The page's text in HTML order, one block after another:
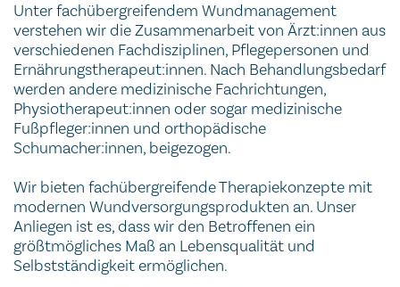
Unter fachübergreifendem Wundmanagement
verstehen wir die Zusammenarbeit von Ärzt:innen aus
verschiedenen Fachdisziplinen, Pflegepersonen und
Ernährungstherapeut:innen. Nach Behandlungsbedarf
werden andere medizinische Fachrichtungen,
Physiotherapeut:innen oder sogar medizinische
Fußpfleger:innen und orthopädische
Schumacher:innen, beigezogen.
Wir bieten fachübergreifende Therapiekonzepte mit
modernen Wundversorgungsprodukten an. Unser
Anliegen ist es, dass wir den Betroffenen ein
größtmögliches Maß an Lebensqualität und
Selbstständigkeit ermöglichen.